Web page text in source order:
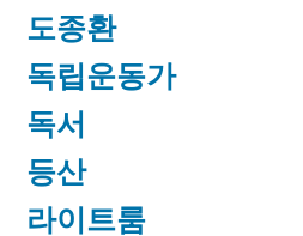
도종환
독립운동가
독서
등산
라이트룸